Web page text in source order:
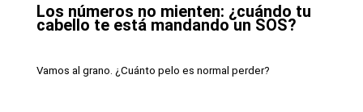
Los números no mienten: ¿cuándo tu
cabello te está mandando un SOS?
Vamos al grano. ¿Cuánto pelo es normal perder?